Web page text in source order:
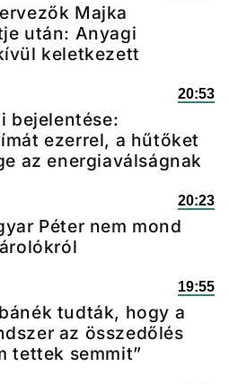
Majka
után: Anyagi
keletkezett
20:53
bejelentése:
ezerrel, a hűtőket
az energiaválságnak
20:23
Péter nem mond
19:55
tudták, hogy a
az összedőlés
tettek semmit”